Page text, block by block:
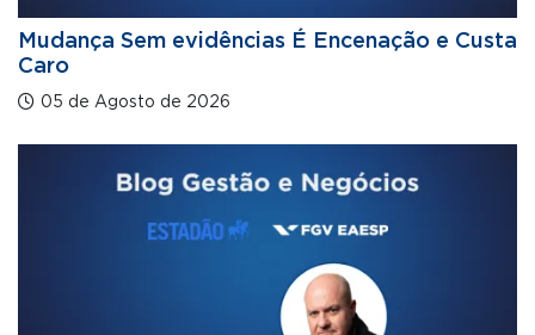
Mudança Sem evidências É Encenação e Custa
Caro
05 de Agosto de 2026